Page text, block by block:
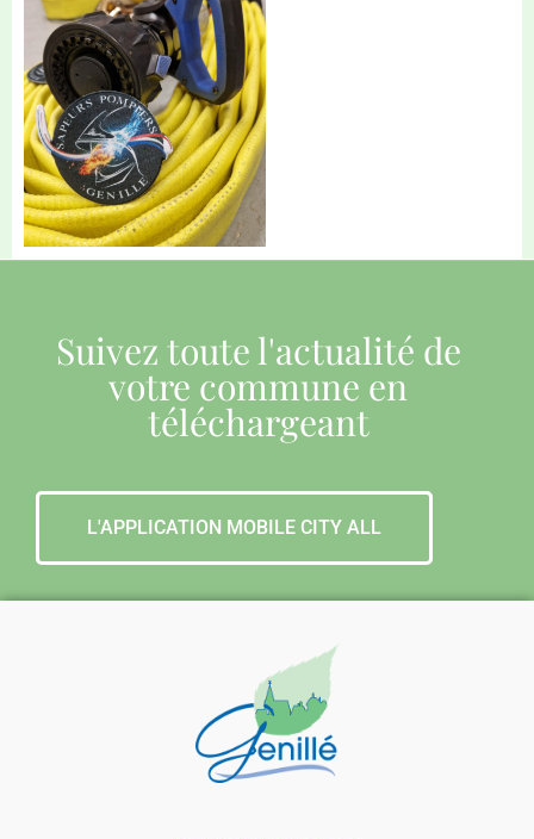
Suivez toute l'actualité de
votre commune en
téléchargeant
L'APPLICATION MOBILE CITY ALL